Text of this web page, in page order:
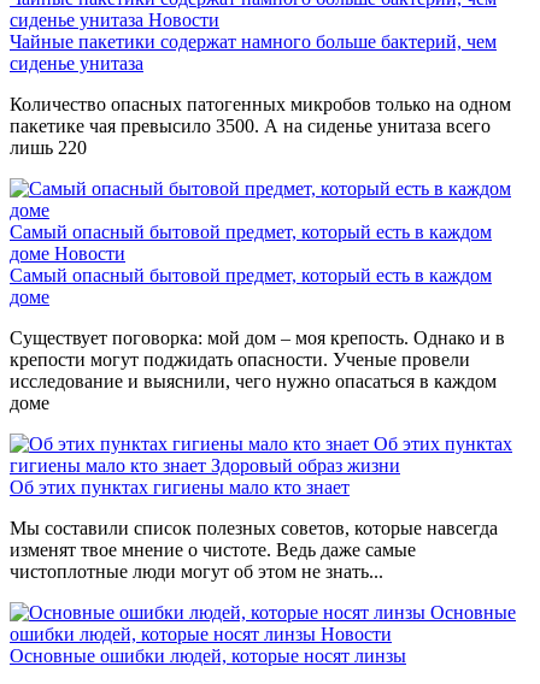
сиденье унитаза Новости
Чайные пакетики содержат намного больше бактерий, чем
сиденье унитаза
Количество опасных патогенных микробов только на одном
пакетике чая превысило 3500. А на сиденье унитаза всего
лишь 220
Самый опасный бытовой предмет, который есть в каждом
доме Новости
Самый опасный бытовой предмет, который есть в каждом
доме
Существует поговорка: мой дом – моя крепость. Однако и в
крепости могут поджидать опасности. Ученые провели
исследование и выяснили, чего нужно опасаться в каждом
доме
Об этих пунктах
гигиены мало кто знает Здоровый образ жизни
Об этих пунктах гигиены мало кто знает
Мы составили список полезных советов, которые навсегда
изменят твое мнение о чистоте. Ведь даже самые
чистоплотные люди могут об этом не знать...
Основные
ошибки людей, которые носят линзы Новости
Основные ошибки людей, которые носят линзы